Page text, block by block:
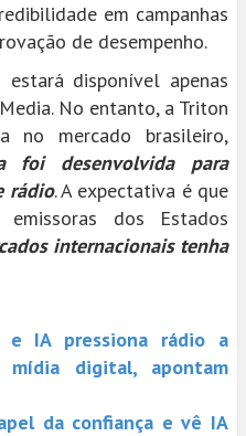
em campanhas
de desempenho.
estará disponível apenas
No entanto, a Triton
no mercado brasileiro,
foi desenvolvida para
rádio. A expectativa é que
dos Estados
internacionais tenha
e IA pressiona rádio a
mídia digital, apontam
da confiança e vê IA